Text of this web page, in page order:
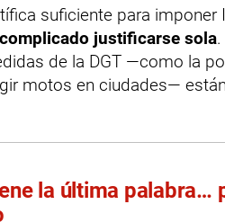
suficiente para imponer
justificarse sola
de la DGT —como la
motos en ciudades—
la última palabra…